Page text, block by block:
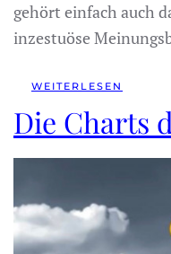
gehört einfach auch
inzestuöse
WEITERLESEN
Die Charts